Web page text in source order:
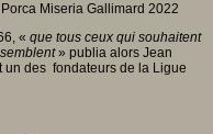
Miseria Gallimard 2022
« que tous ceux qui souhaitent
» publia alors Jean
un des fondateurs de la Ligue